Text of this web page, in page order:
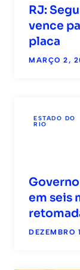
RJ:
vence
placa
MARÇO 2,
ESTADO DO
RIO
em seis
DEZEMBRO